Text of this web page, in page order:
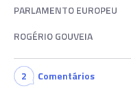
PARLAMENTO EUROPEU
ROGÉRIO GOUVEIA
2 Comentários